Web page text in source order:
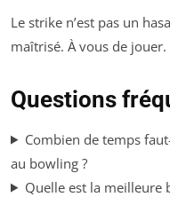
Le strike n’est pas un
maîtrisé. À vous de jouer.
Questions
Combien de temps
au bowling ?
Quelle est la meilleure